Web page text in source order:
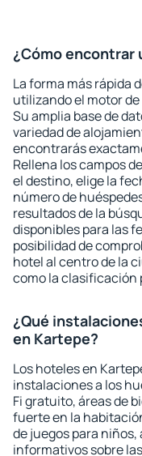
¿Cómo encontrar
La forma más rápida
utilizando el motor
Su amplia base de
variedad de
encontrarás
Rellena los campos
el destino, elige la
número de
resultados de la
disponibles para las
posibilidad de
hotel al centro de la
como la clasificación
¿Qué
en Kartepe?
Los hoteles en
instalaciones a los
Fi gratuito, áreas de
fuerte en la
de juegos para
informativos sobre